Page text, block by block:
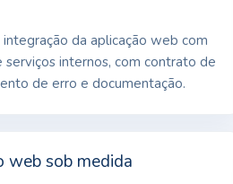
integração da aplicação web com
serviços internos, com contrato de
de erro e documentação.
web sob medida